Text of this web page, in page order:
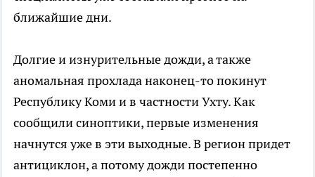
ближайшие дни.
Долгие и изнурительные дожди, а также
аномальная прохлада наконец-то покинут
Республику Коми и в частности Ухту. Как
сообщили синоптики, первые изменения
начнутся уже в эти выходные. В регион придет
антициклон, а потому дожди постепенно